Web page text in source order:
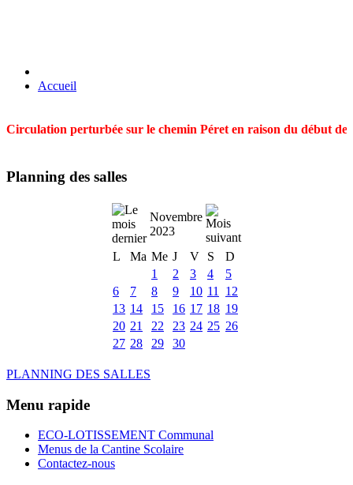
Accueil
Circulation perturbée sur le chemin Péret en raison du début
Planning des salles
Novembre
2023
L
Ma Me J V S
D
1
2 3 4
5
6
7 8 9 10 11
12
13 14 15 16 17 18 19
20 21 22 23 24 25 26
27 28 29 30
PLANNING DES SALLES
Menu rapide
ECO-LOTISSEMENT Communal
Menus de la Cantine Scolaire
Contactez-nous